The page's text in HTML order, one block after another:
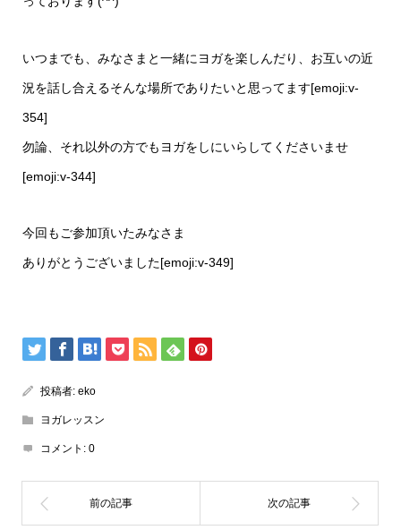
いつまでも、みなさまと一緒にヨガを楽しんだり、お互いの近
況を話し合えるそんな場所でありたいと思ってます[emoji:v-
354]
勿論、それ以外の方でもヨガをしにいらしてくださいませ
[emoji:v-344]
今回もご参加頂いたみなさま
ありがとうございました[emoji:v-349]
投稿者: eko
ヨガレッスン
コメント: 0